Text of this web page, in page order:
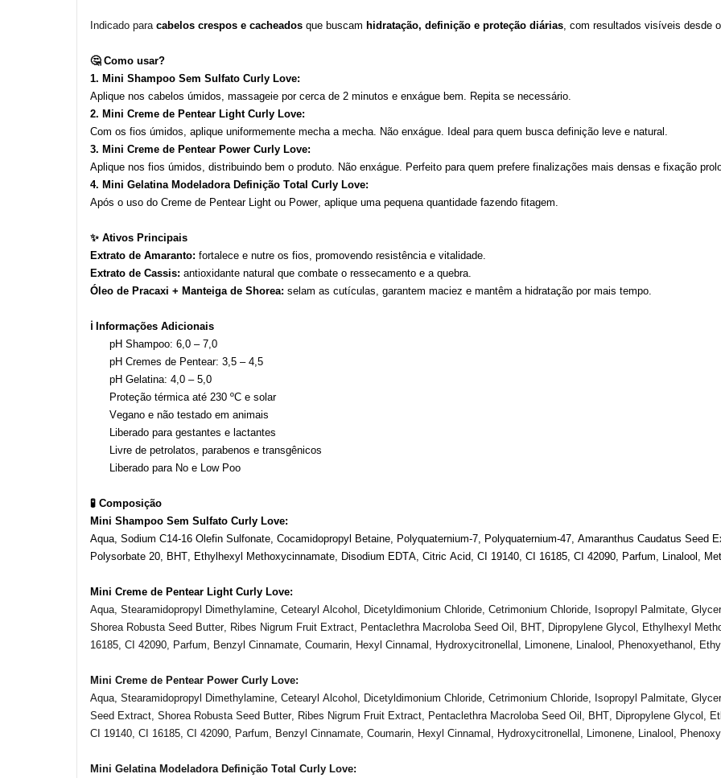
ndicado para cabelos crespos e cacheados que buscam hidratação, definição e proteção diárias , com resultados visíveis desde
🤔 Como usar?
1. Mini Shampoo Sem Sulfato Curly Love:
Aplique nos cabelos úmidos, massageie por cerca de 2 minutos e enxágue bem. Repita se necessário.
2. Mini Creme de Pentear Light Curly Love:
Com os fios úmidos, aplique uniformemente mecha a mecha. Não enxágue. Ideal para quem busca definição leve e natural.
3. Mini Creme de Pentear Power Curly Love:
Aplique nos fios úmidos, distribuindo bem o produto. Não enxágue. Perfeito para quem prefere finalizações mais densas e fixação
4. Mini Gelatina Modeladora Definição Total Curly Love:
Após o uso do Creme de Pentear Light ou Power, aplique uma pequena quantidade fazendo fitagem.
✨ Ativos Principais
Extrato de Amaranto: fortalece e nutre os fios, promovendo resistência e vitalidade.
Extrato de Cassis: antioxidante natural que combate o ressecamento e a quebra.
Óleo de Pracaxi + Manteiga de Shorea: selam as cutículas, garantem maciez e mantêm a hidratação por mais tempo.
ℹ️ Informações Adicionais
pH Shampoo: 6,0 – 7,0
pH Cremes de Pentear: 3,5 – 4,5
pH Gelatina: 4,0 – 5,0
Proteção térmica até 230 ºC e solar
Vegano e não testado em animais
Liberado para gestantes e lactantes
Livre de petrolatos, parabenos e transgênicos
Liberado para No e Low Poo
🧪 Composição
Mini Shampoo Sem Sulfato Curly Love:
Aqua, Sodium C14-16 Olefin Sulfonate, Cocamidopropyl Betaine, Polyquaternium-7, Polyquaternium-47, Amaranthus Caudatus Seed
Polysorbate 20, BHT, Ethylhexyl Methoxycinnamate, Disodium EDTA, Citric Acid, CI 19140, CI 16185, CI 42090, Parfum, Linalool,
Mini Creme de Pentear Light Curly Love:
Aqua, Stearamidopropyl Dimethylamine, Cetearyl Alcohol, Dicetyldimonium Chloride Cetrimonium Chloride Isopropyl Palmitate
Shorea Robusta Seed Butter, Ribes Nigrum Fruit Extract Pentaclethra Macroloba Seed Oil , BHT, Dipropylene Glycol, Ethylhexyl
16185, CI 42090,
Parfum Benzyl Cinnamate Coumarin Hexyl Cinnamal Hydroxycitronellal Limonene Linalool Phenoxyethanol
Mini Creme de Pentear Power Curly Love:
Aqua, Stearamidopropyl Dimethylamine, Cetearyl Alcohol, Dicetyldimonium Chloride, Cetrimonium Chloride, Isopropyl Palmitate,
Seed Extract Shorea Robusta Seed Butter, Ribes Nigrum Fruit Extract, Pentaclethra Macroloba Seed Oil, BHT, Dipropylene Glycol,
CI 19140, CI 16185, CI 42090, Parfum, Benzyl Cinnamate, Coumarin, Hexyl Cinnamal,
Hydroxycitronellal , Limonene, Linalool,
Mini Gelatina Modeladora Definição Total Curly Love: